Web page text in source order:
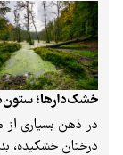
۱۶ خرداد ۱۴۰۵
ستون‌های حیات در
از مردم، جنگل
بدون شاخه‌های